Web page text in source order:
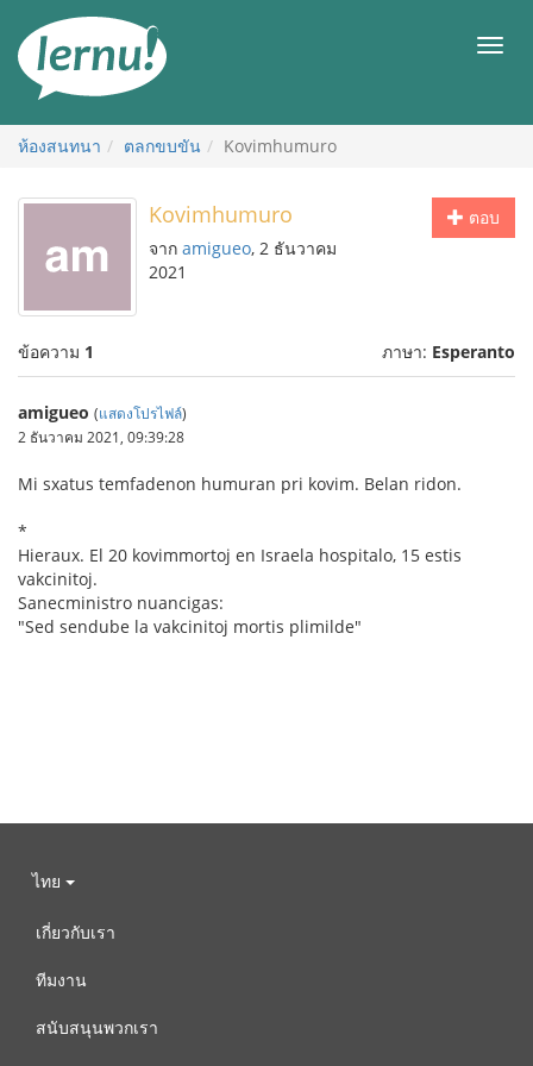
สารบัญ
เมนู
ห้องสนทนา ตลกขบขัน Kovimhumuro
ตอบ
Kovimhumuro
จาก amigueo, 2 ธันวาคม
2021
ข้อความ 1 ภาษา: Esperanto
amigueo (แสดงโปรไฟล์)
2 ธันวาคม 2021, 09:39:28
Mi sxatus temfadenon humuran pri kovim. Belan ridon.
*
Hieraux. El 20 kovimmortoj en Israela hospitalo, 15 estis
vakcinitoj.
Sanecministro nuancigas:
"Sed sendube la vakcinitoj mortis plimilde"
ไทย
เกี่ยวกับเรา
ทีมงาน
สนับสนุนพวกเรา